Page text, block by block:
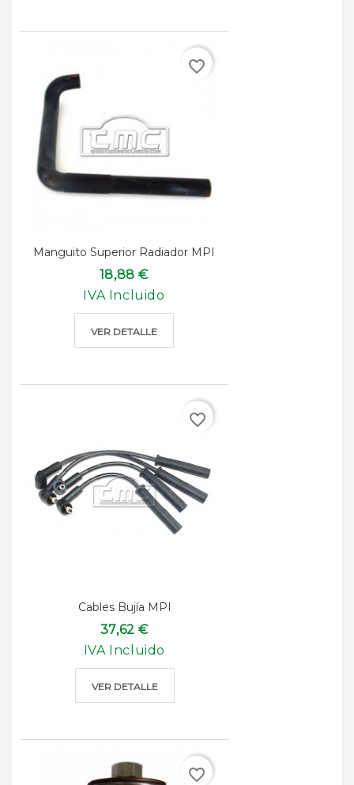
Manguito Superior Radiador MPI
18,88 €
IVA Incluido
VER DETALLE
favorite_border
Cables Bujía MPI
37,62 €
IVA Incluido
VER DETALLE
favorite_border
favorite_border